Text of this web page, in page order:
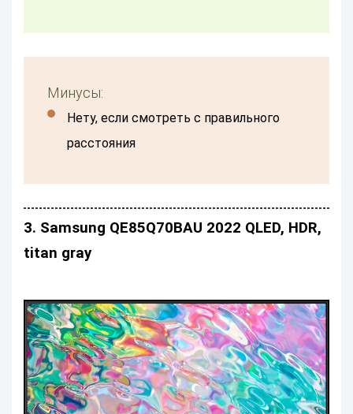
Минусы:
Нету, если смотреть с правильного
расстояния
3. Samsung QE85Q70BAU 2022 QLED, HDR,
titan gray